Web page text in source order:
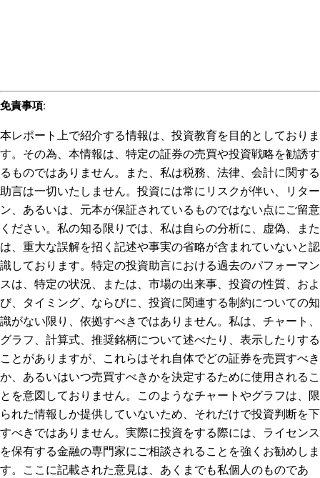
免責事項:
本レポート上で紹介する情報は、投資教育を目的としておりま
す。その為、本情報は、特定の証券の売買や投資戦略を勧誘す
るものではありません。また、私は税務、法律、会計に関する
助言は一切いたしません。投資には常にリスクが伴い、リター
ン、あるいは、元本が保証されているものではない点にご留意
ください。私の知る限りでは、私は自らの分析に、虚偽、また
は、重大な誤解を招く記述や事実の省略が含まれていないと認
識しております。特定の投資助言における過去のパフォーマン
スは、特定の状況、または、市場の出来事、投資の性質、およ
び、タイミング、ならびに、投資に関連する制約についての知
識がない限り、依拠すべきではありません。私は、チャート、
グラフ、計算式、推奨銘柄について述べたり、表示したりする
ことがありますが、これらはそれ自体でどの証券を売買すべき
か、あるいはいつ売買すべきかを決定するために使用されるこ
とを意図しておりません。このようなチャートやグラフは、限
られた情報しか提供していないため、それだけで投資判断を下
すべきではありません。実際に投資をする際には、ライセンス
を保有する金融の専門家にご相談されることを強くお勧めしま
す。ここに記載された意見は、あくまでも私個人のものであ